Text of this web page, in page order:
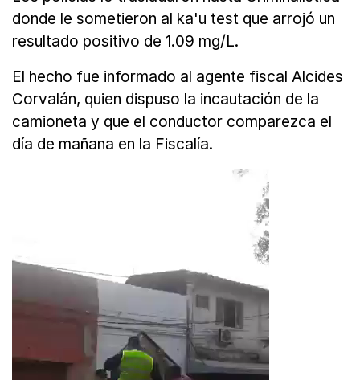
donde le sometieron al ka'u test que arrojó un
resultado positivo de 1.09 mg/L.
El hecho fue informado al agente fiscal Alcides
Corvalán, quien dispuso la incautación de la
camioneta y que el conductor comparezca el
día de mañana en la Fiscalía.